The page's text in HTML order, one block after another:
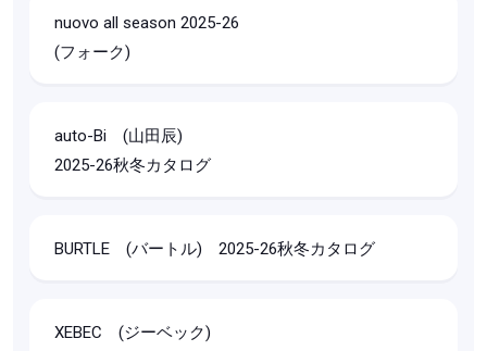
nuovo all season 2025-26
(フォーク)
auto-Bi (山田辰)
2025-26秋冬カタログ
BURTLE (バートル) 2025-26秋冬カタログ
XEBEC (ジーベック)